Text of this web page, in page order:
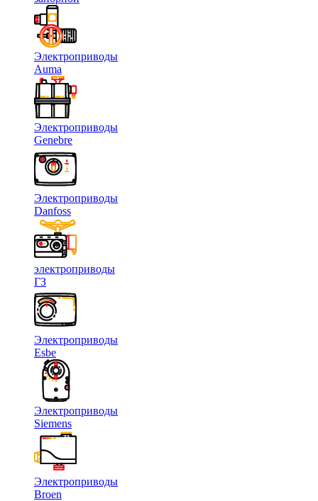
Электроприводы
Auma
Электроприводы
Genebre
Электроприводы
Danfoss
электроприводы
ГЗ
Электроприводы
Esbe
Электроприводы
Siemens
Электроприводы
Broen